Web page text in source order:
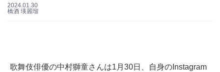
2024.01.30
橋酒 瑛麗瑠
歌舞伎俳優の中村獅童さんは1月30日、自身のInstagram